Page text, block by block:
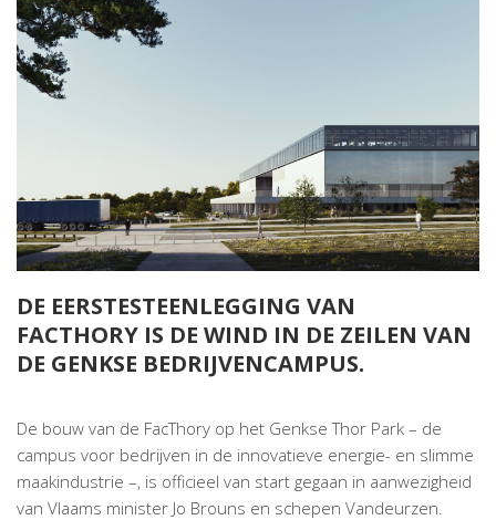
DE EERSTESTEENLEGGING VAN
FACTHORY IS DE WIND IN DE ZEILEN VAN
DE GENKSE BEDRIJVENCAMPUS.
De bouw van de FacThory op het Genkse Thor Park – de
campus voor bedrijven in de innovatieve energie- en slimme
maakindustrie –, is officieel van start gegaan in aanwezigheid
van Vlaams minister Jo Brouns en schepen Vandeurzen.